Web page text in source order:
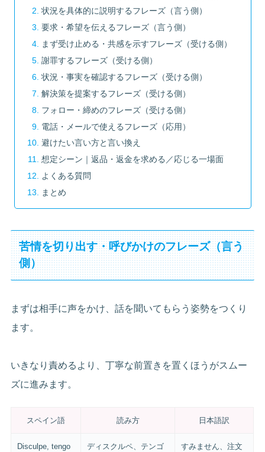
状況を具体的に説明するフレーズ（言う側）
要求・希望を伝えるフレーズ（言う側）
まず受け止める・共感を示すフレーズ（受ける側）
謝罪するフレーズ（受ける側）
状況・事実を確認するフレーズ（受ける側）
解決策を提案するフレーズ（受ける側）
フォロー・締めのフレーズ（受ける側）
電話・メールで使えるフレーズ（応用）
避けたい言い方と言い換え
想定シーン｜返品・返金を求める／応じる一場面
よくある質問
まとめ
苦情を切り出す・呼びかけのフレーズ（言う
側）
まずは相手に声をかけ、話を聞いてもらう姿勢をつくり
ます。
いきなり責めるより、丁寧な前置きを置くほうがスムー
ズに進みます。
スペイン語 読み方 日本語訳
Disculpe, tengo
ディスクルペ、テンゴ
すみません、注文